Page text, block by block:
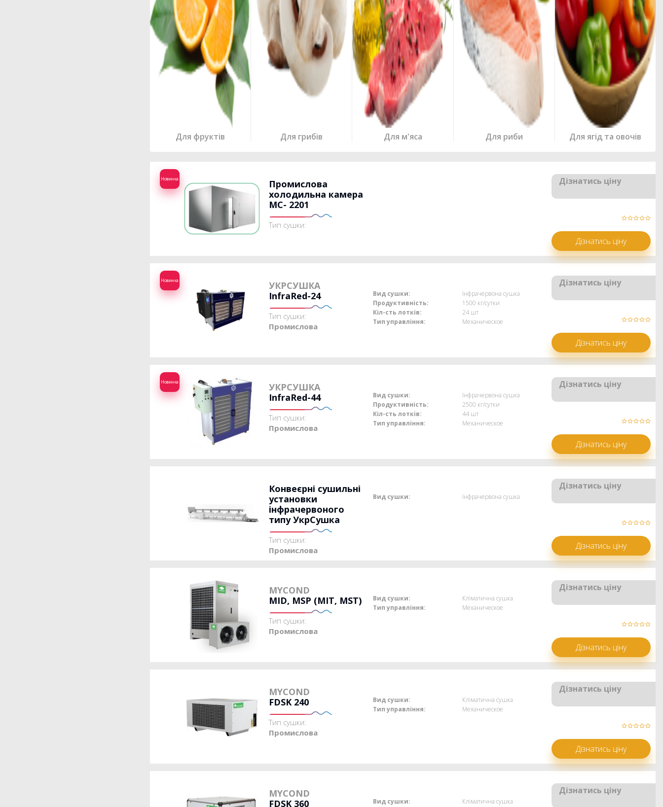
Для фруктів Для грибів Для м'яса Для риби Для ягід та овочів
Новинка
Промислова
холодильна камера
MC- 2201
Тип сушки:
Дізнатись ціну
Дізнатись ціну
Новинка
УКРСУШКА
InfraRed-24
Тип сушки:
Промислова
Вид сушки:
Інфрачервона сушка
Продуктивність:
1500 кг/сутки
Кіл-сть лотків:
24 шт
Тип управління:
Механическое
Дізнатись ціну
Дізнатись ціну
Новинка
УКРСУШКА
InfraRed-44
Тип сушки:
Промислова
Вид сушки:
Інфрачервона сушка
Продуктивність:
2500 кг/сутки
Кіл-сть лотків:
44 шт
Тип управління:
Механическое
Дізнатись ціну
Дізнатись ціну
Конвеєрні сушильні
установки
інфрачервоного
типу УкрСушка
Тип сушки:
Промислова
Вид сушки: Інфрачервона сушка
Дізнатись ціну
Дізнатись ціну
MYCOND
MID, MSP (MIT, MST)
Тип сушки:
Промислова
Вид сушки:
Кліматична сушка
Тип управління:
Механическое
Дізнатись ціну
Дізнатись ціну
MYCOND
FDSK 240
Тип сушки:
Промислова
Вид сушки:
Кліматична сушка
Тип управління:
Механическое
Дізнатись ціну
Дізнатись ціну
MYCOND
FDSK 360
Вид сушки:
Кліматична сушка
Дізнатись ціну